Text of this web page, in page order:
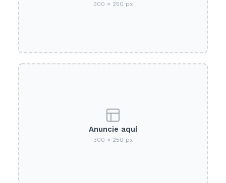
300 × 250 px
Anuncie aquí
300 × 250 px